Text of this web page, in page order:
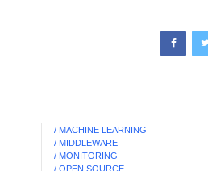
/ MACHINE LEARNING
/ MIDDLEWARE
/ MONITORING
/ OPEN SOURCE